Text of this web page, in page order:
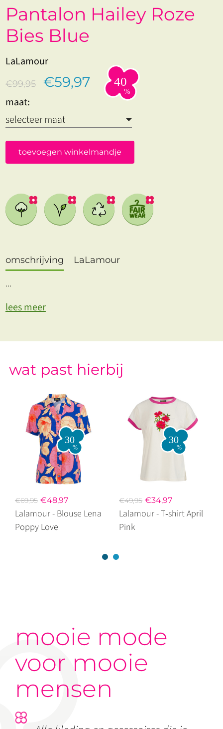
Pantalon Hailey Roze
Bies Blue
LaLamour
€99,95 €59,97
maat:
toevoegen winkelmandje
omschrijving LaLamour
...
lees meer
wat past hierbij
€69,95 €48,97
Lalamour - Blouse Lena
Poppy Love
€49,95 €34,97
Lalamour - T‑shirt April
Pink
mooie mode
voor mooie
mensen